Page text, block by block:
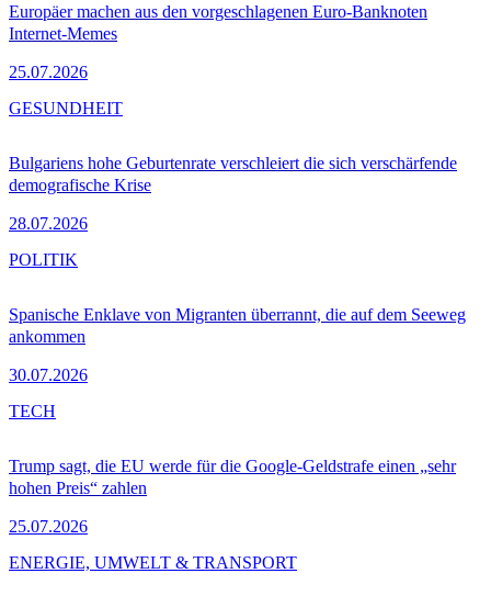
Europäer machen aus den vorgeschlagenen Euro-Banknoten
Internet-Memes
25.07.2026
Bulgariens hohe Geburtenrate verschleiert die sich verschärfende
demografische Krise
28.07.2026
GESUNDHEIT
Spanische Enklave von Migranten überrannt, die auf dem Seeweg
ankommen
30.07.2026
POLITIK
Trump sagt, die EU werde für die Google-Geldstrafe einen „sehr
hohen Preis“ zahlen
25.07.2026
TECH
ENERGIE, UMWELT & TRANSPORT